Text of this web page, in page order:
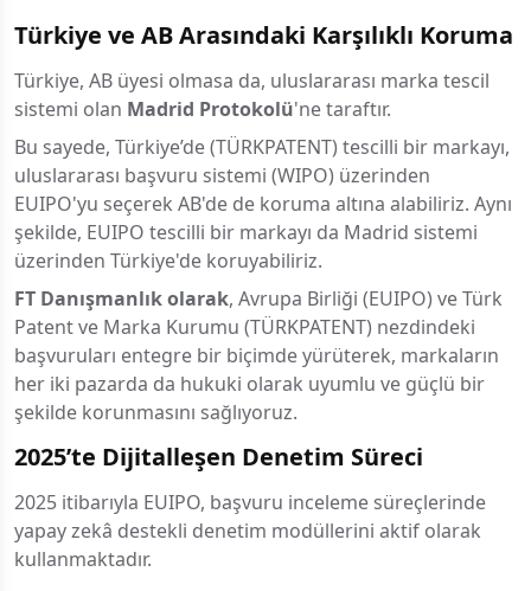
Türkiye ve AB Arasındaki Karşılıklı Koruma
Türkiye, AB üyesi olmasa da, uluslararası marka tescil
sistemi olan Madrid Protokolü'ne taraftır.
Bu sayede, Türkiye’de (TÜRKPATENT) tescilli bir markayı,
uluslararası başvuru sistemi (WIPO) üzerinden
EUIPO'yu seçerek AB'de de koruma altına alabiliriz. Aynı
şekilde, EUIPO tescilli bir markayı da Madrid sistemi
üzerinden Türkiye'de koruyabiliriz.
FT Danışmanlık olarak, Avrupa Birliği (EUIPO) ve Türk
Patent ve Marka Kurumu (TÜRKPATENT) nezdindeki
başvuruları entegre bir biçimde yürüterek, markaların
her iki pazarda da hukuki olarak uyumlu ve güçlü bir
şekilde korunmasını sağlıyoruz.
2025’te Dijitalleşen Denetim Süreci
2025 itibarıyla EUIPO, başvuru inceleme süreçlerinde
yapay zekâ destekli denetim modüllerini aktif olarak
kullanmaktadır.